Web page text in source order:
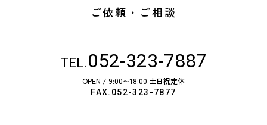
ご依頼・ご相談
TEL. 052-323-7887
OPEN / 9:00〜18:00 土日祝定休
FAX.052-323-7877